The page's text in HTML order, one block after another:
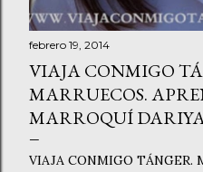
febrero 19, 2014
VIAJA CONMIGO
MARRUECOS.
MARROQUÍ
VIAJA CONMIGO TÁNGER.